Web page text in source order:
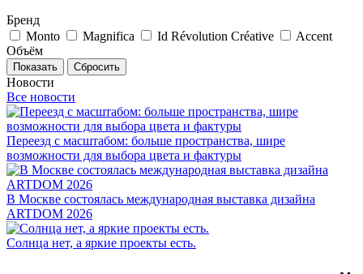
Бренд
Monto
Magnifica Id Révolution Créative
Accent
Объём
Сбросить
Новости
Все новости
Переезд с масштабом: больше пространства, шире
возможности для выбора цвета и фактуры
В Москве состоялась международная выставка дизайна
ARTDOM 2026
Солнца нет, а яркие проекты есть.